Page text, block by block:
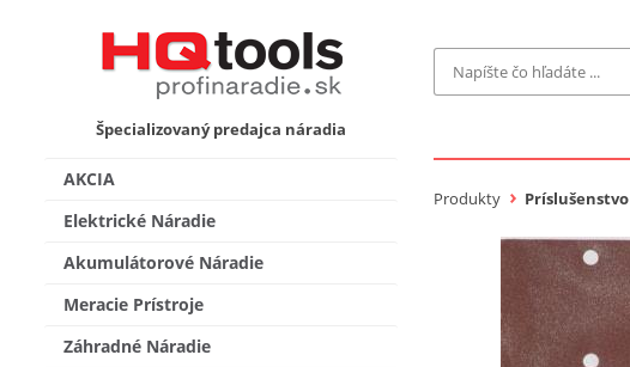
Špecializovaný predajca náradia
Bosch Profi
Gardena
Proxxon Industrial
Stihl
Fiskars
EUR
AKCIA
Elektrické Náradie
Akumulátorové Náradie
Meracie Prístroje
Záhradné Náradie
Produkty Príslušenstvo